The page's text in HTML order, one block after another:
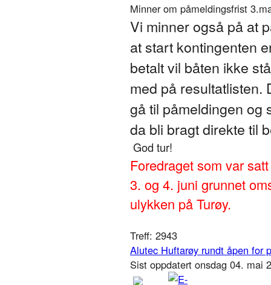
Minner om påmeldingsfrist
Vi minner også på at
at start kontingenten
betalt vil båten ikke
med på resultatlisten.
gå til påmeldingen og
da bli bragt direkte til
God tur!
Foredraget som var
3. og 4. juni grunnet
ulykken på Turøy.
Treff: 2943
Alutec Huftarøy rundt åpen for
Sist oppdatert onsdag 04. mai